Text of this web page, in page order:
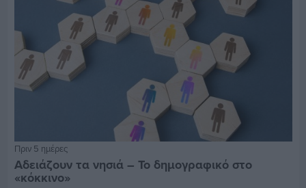
Πριν 5 ημέρες
Αδειάζουν τα νησιά – Το δημογραφικό στο
«κόκκινο»